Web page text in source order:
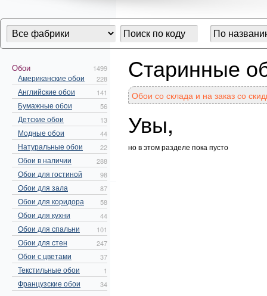
Обои 1499
Американские обои 228
Английские обои 141
Бумажные обои 56
Детские обои 13
Модные обои 44
Натуральные обои 22
Обои в наличии 288
Обои для гостиной 98
Обои для зала 87
Обои для коридора 58
Обои для кухни 44
Обои для спальни 101
Обои для стен 247
Обои с цветами 37
Текстильные обои 1
Французские обои 34
Старинные
Обои со склада и на заказ со
Увы,
но в этом разделе пока пусто